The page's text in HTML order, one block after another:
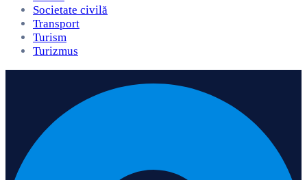
Societate civilă
Transport
Turism
Turizmus